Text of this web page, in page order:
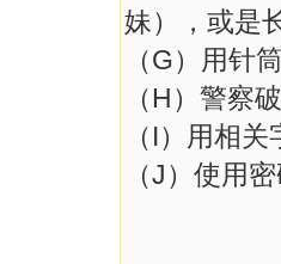
妹），或是
（G）用针
（H）警察
（I）用相
（J）使用